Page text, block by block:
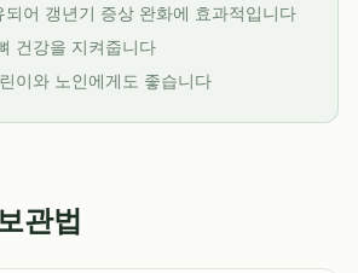
되어 갱년기 증상 완화에 효과적입니다
건강을 지켜줍니다
이와 노인에게도 좋습니다
관법